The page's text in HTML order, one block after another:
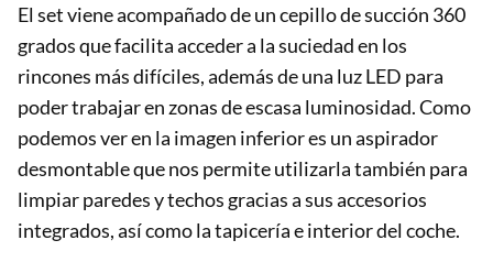
El set viene acompañado de un cepillo de succión 360
grados que facilita acceder a la suciedad en los
rincones más difíciles, además de una luz LED para
poder trabajar en zonas de escasa luminosidad. Como
podemos ver en la imagen inferior es un aspirador
desmontable que nos permite utilizarla también para
limpiar paredes y techos gracias a sus accesorios
integrados, así como la tapicería e interior del coche.